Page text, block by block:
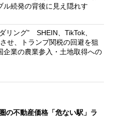
続発の背後に見え隠れす
リング” SHEIN、TikTok、
せ、トランプ関税の回避を狙
業の農業参入・土地取得への
圏の不動産価格「危ない駅」ラ